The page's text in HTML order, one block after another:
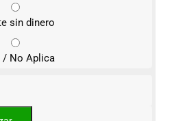
sin dinero
/ No Aplica